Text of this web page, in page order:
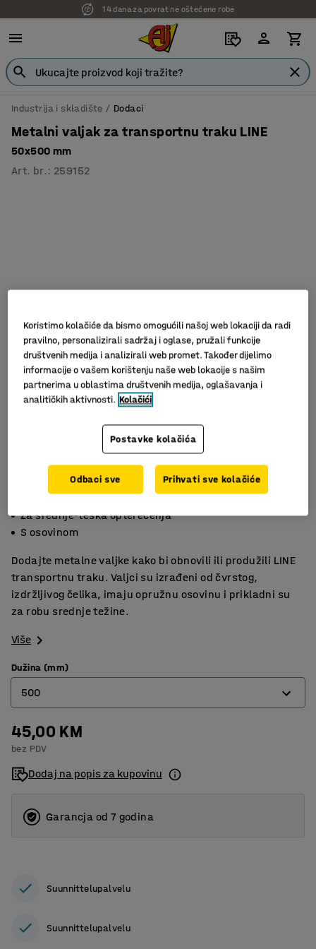
14 dana za povrat ne oštećene robe
Industrija i skladište Dodaci
Metalni valjak za transportnu traku LINE
50x500 mm
Art. br. : 259152
Slični proizvodi
Čvrsti metalni valjci
Za srednje-teška opterećenja
S osovinom
Dodajte metalne valjke kako bi obnovili ili produžili LINE
transportnu traku. Valjci su izrađeni od čvrstog,
izdržljivog čelika, imaju opružnu osovinu i prikladni su
za robu srednje težine.
Više
Dužina (mm)
500
300
400
500
600
45,00 KM
bez PDV
Dodaj na popis za kupovinu
Garancja od 7 godina
Suunnittelupalvelu
Suunnittelupalvelu
Koristimo kolačiće da bismo omogućili našoj web lokaciji da radi
pravilno, personalizirali sadržaj i oglase, pružali funkcije
društvenih medija i analizirali web promet. Također dijelimo
informacije o vašem korištenju naše web lokacije s našim
partnerima u oblastima društvenih medija, oglašavanja i
analitičkih aktivnosti. Kolačići
Postavke kolačića
Odbaci sve Prihvati sve kolačiće